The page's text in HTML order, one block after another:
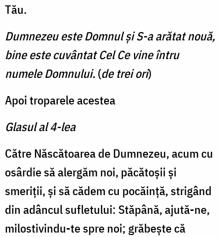
Tău.
Dumnezeu este Domnul și S-a arătat nouă,
bine este cuvântat Cel Ce vine întru
numele Domnului.(de trei ori)
Apoi troparele acestea
Glasul al 4-lea
Către Născătoarea de Dumnezeu, a­cum cu
osârdie să alergăm noi, pă­cătoșii și
smeriții, și să cădem cu pocăință, strigând
din adâncul sufletului: Stăpână, ajută-ne,
mi­los­tivindu-te spre noi; grăbește că